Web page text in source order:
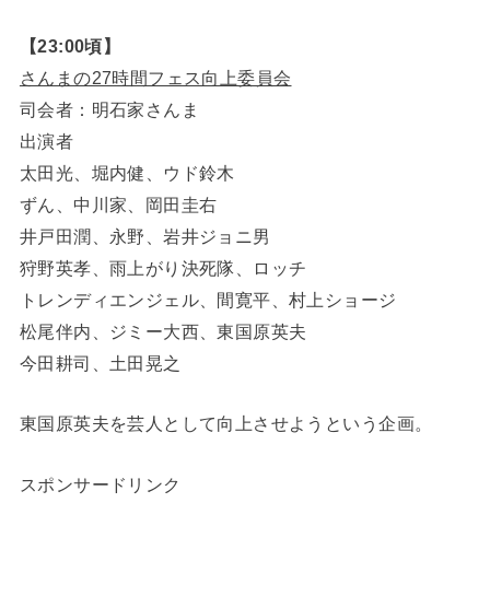
【23:00頃】
さんまの27時間フェス向上委員会
司会者：明石家さんま
出演者
太田光、堀内健、ウド鈴木
ずん、中川家、岡田圭右
井戸田潤、永野、岩井ジョニ男
狩野英孝、雨上がり決死隊、ロッチ
トレンディエンジェル、間寛平、村上ショージ
松尾伴内、ジミー大西、東国原英夫
今田耕司、土田晃之
東国原英夫を芸人として向上させようという企画。
スポンサードリンク